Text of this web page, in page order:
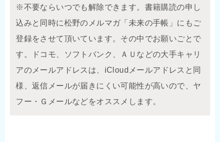
※不要ならいつでも解除できます。書籍購読の申し
込みと同時に松野のメルマガ「未来の手帳」にもご
登録をさせて頂いています。その中でお願いごとで
す。ドコモ、ソフトバンク、ＡＵなどの大手キャリ
アのメールアドレスは、iCloudメールアドレスと同
様、返信メールが届きにくい可能性が高いので、ヤ
フー・Ｇメールなどをオススメします。